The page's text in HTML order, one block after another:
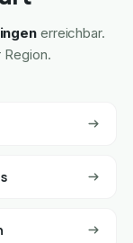
erreichbar.
Region.